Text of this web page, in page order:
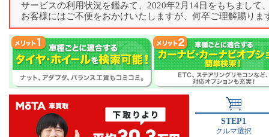
サービスの利用状況を鑑みて、2020年2月14日をもちまし
お客様にはご不便をおかけいたしますが、何卒ご理解賜りま
STEP1
クルマ選択